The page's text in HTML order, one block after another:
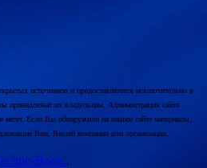
источников и предоставляются исключительно в
принадлежат их владельцам. Администрация сайта
несет. Если Вы обнаружили на нашем сайте материалы,
Вам, Вашей компании или организации,
Book..